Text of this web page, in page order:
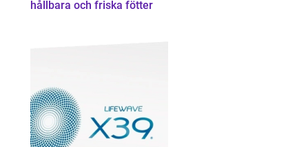
hållbara och friska fötter